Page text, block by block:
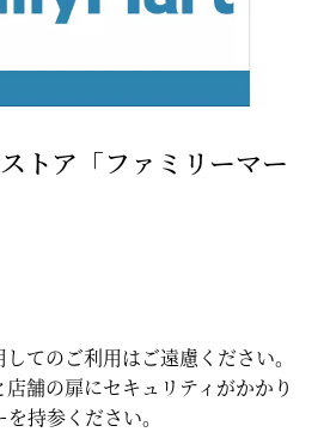
トア「ファミリーマー
てのご利用はご遠慮ください。
舗の扉にセキュリティがかかり
持参ください。